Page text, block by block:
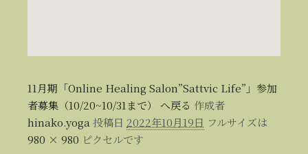
11月期「Online Healing Salon”Sattvic Life”」参加
者募集（10/20~10/31まで） へ戻る 作成者
hinako.yoga 投稿日 2022年10月19日 フルサイズは
980 × 980 ピクセルです